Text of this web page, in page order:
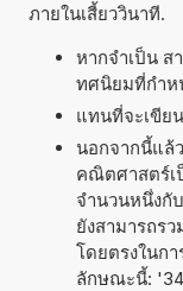
ภายในเสี้ยววินาที.
หากจำเป็น ส
ทศนิยมที่กำห
แทนที่จะเขีย
นอกจากนี้แล้
คณิตศาสตร์เ
จำนวนหนึ่งกั
ยังสามารถร
โดยตรงในก
ลักษณะนี้: